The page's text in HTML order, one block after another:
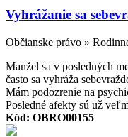
Vyhrážanie sa
Občianske právo »
Manžel sa v posledných
často sa vyhráža
Mám podozrenie na
Posledné afekty sú už
Kód: OBRO00155